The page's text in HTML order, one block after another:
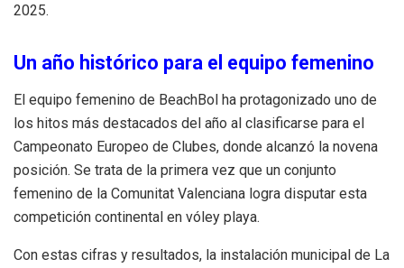
2025.
Un año histórico para el equipo femenino
El equipo femenino de BeachBol ha protagonizado uno de
los hitos más destacados del año al clasificarse para el
Campeonato Europeo de Clubes, donde alcanzó la novena
posición. Se trata de la primera vez que un conjunto
femenino de la Comunitat Valenciana logra disputar esta
competición continental en vóley playa.
Con estas cifras y resultados, la instalación municipal de La